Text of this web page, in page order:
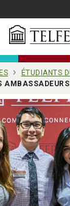
ÉTUDIANTS
AMBASSADEURS